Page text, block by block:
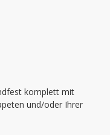
komplett mit
und/oder Ihrer